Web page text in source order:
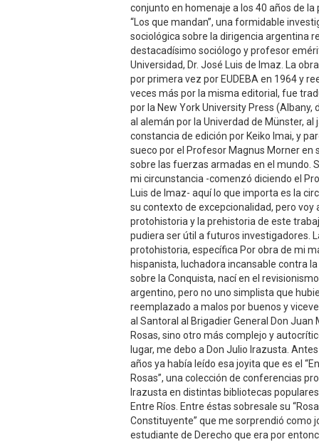
conjunto en homenaje a los 40 años de la
“Los que mandan”, una formidable
sociológica sobre la dirigencia argentina
destacadísimo sociólogo y profesor
Universidad, Dr. José Luis de Imaz. La
por primera vez por EUDEBA en 1964 y
veces más por la misma editorial, fue
por la New York University Press (Albany,
al alemán por la Univerdad de Münster, al
constancia de edición por Keiko Imai, y
sueco por el Profesor Magnus Morner en
sobre las fuerzas armadas en el mundo.
mi circunstancia -comenzó diciendo el
Luis de Imaz- aquí lo que importa es la
su contexto de excepcionalidad, pero voy
protohistoria y la prehistoria de este
pudiera ser útil a futuros investigadores.
protohistoria, específica Por obra de mi
hispanista, luchadora incansable contra
sobre la Conquista, nací en el
argentino, pero no uno simplista que
reemplazado a malos por buenos y
al Santoral al Brigadier General Don Juan
Rosas, sino otro más complejo y
lugar, me debo a Don Julio lrazusta.
años ya había leído esa joyita que es el
Rosas”, una colección de conferencias
Irazusta en distintas bibliotecas
Entre Ríos. Entre éstas sobresale su
Constituyente” que me sorprendió como
estudiante de Derecho que era por